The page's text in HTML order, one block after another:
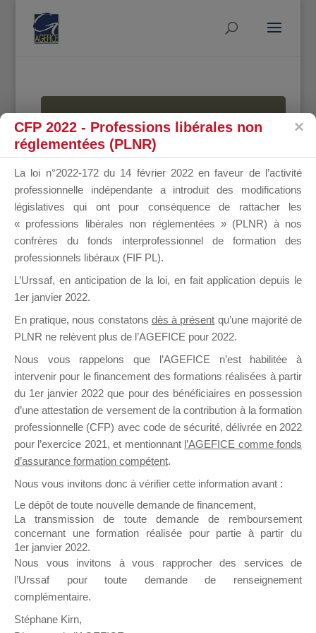
MALLETTE
DU
DIRIGEANT
Groupe Public
il y a un mois
Ce groupe est destiné aux Organismes de
Formation qui souhaitent répondre à l’Appel à
Propositions Mallette du Dirigeant.
sur lequel il est possible de laisser un message
ou poser une question.
NB : Il est nécessaire d’être
pouvoir rejoindre ce groupe
CFP 2022 - Professions libérales non
réglementées (PLNR)
La loi n°2022-172 du 14 février 2022 en faveur de l’activité
professionnelle indépendante a introduit des modifications
législatives qui ont pour conséquence de rattacher les
« professions libérales non réglementées » (PLNR) à nos
confrères du fonds interprofessionnel de formation des
professionnels libéraux (FIF PL).
L’Urssaf, en anticipation de la loi, en fait application depuis le
1er janvier 2022.
En pratique, nous constatons dès à présent qu’une majorité de
PLNR ne relèvent plus de l’AGEFICE pour 2022.
Nous vous rappelons que l’AGEFICE n’est habilitée à
intervenir pour le financement des formations réalisées à partir
du 1er janvier 2022 que pour des bénéficiaires en possession
d’une attestation de versement de la contribution à la formation
professionnelle (CFP) avec code de sécurité, délivrée en 2022
pour l’exercice 2021, et mentionnant l’AGEFICE comme fonds
d’assurance formation compétent.
Nous vous invitons donc à vérifier cette information avant :
Le dépôt de toute nouvelle demande de financement,
La transmission de toute demande de remboursement
concernant une formation réalisée pour partie à partir du
1er janvier 2022.
Nous vous invitons à vous rapprocher des services de
l’Urssaf pour toute demande de renseignement
complémentaire.
Stéphane Kirn,